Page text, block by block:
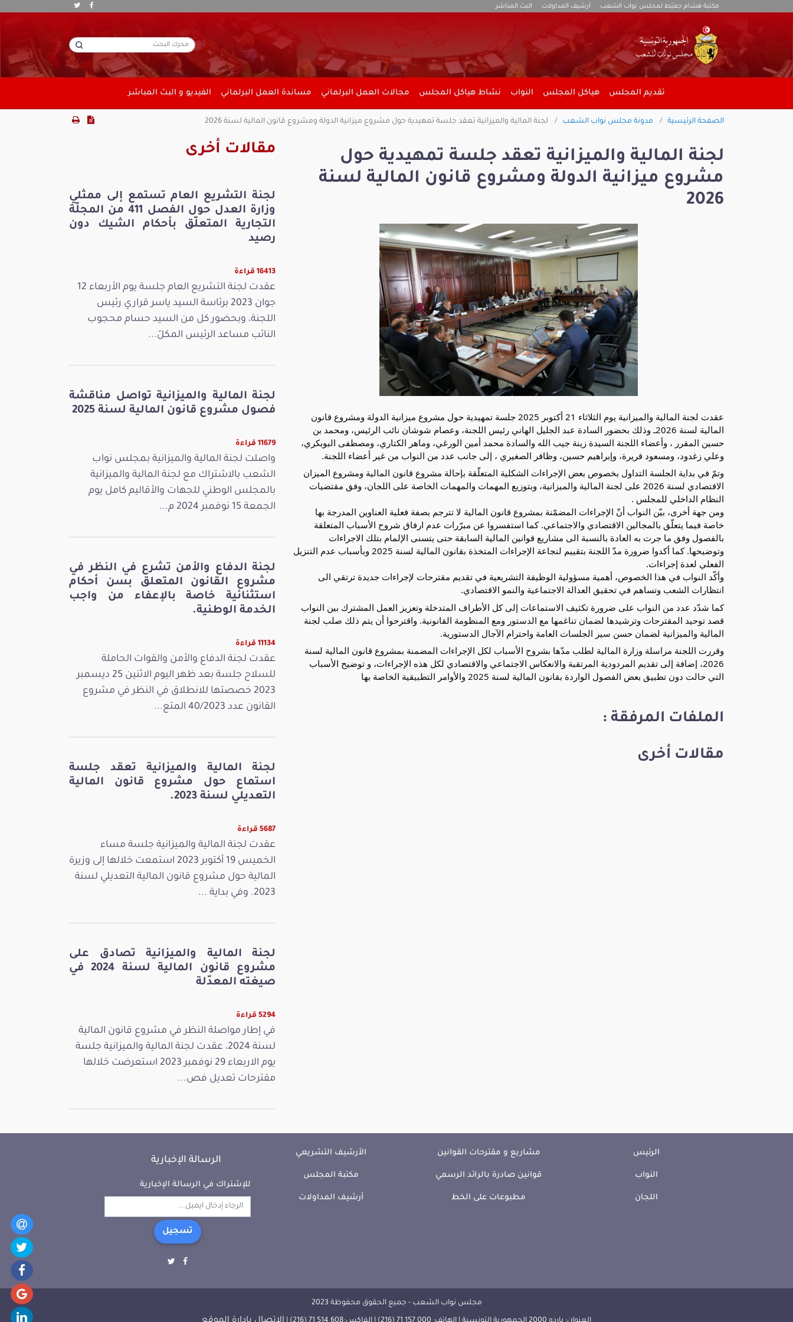
مكتبة هشام جعيّط لمجلس نواب الشعب أرشيف المداولات البث المباشر
تقديم المجلس هياكل المجلس النواب نشاط هياكل المجلس مجالات العمل البرلماني مساندة العمل البرلماني الفيديو و البث المباشر
الصفحة الرئيسية مدونة مجلس نواب الشعب لجنة المالية والميزانية تعقد جلسة تمهيدية حول مشروع ميزانية الدولة ومشروع قانون المالية لسنة 2026
لجنة المالية والميزانية تعقد جلسة تمهيدية حول
مشروع ميزانية الدولة ومشروع قانون المالية لسنة
2026
عقدت لجنة المالية والميزانية يوم الثلاثاء 21 أكتوبر 2025 جلسة تمهيدية حول مشروع ميزانية الدولة ومشروع قانون
المالية لسنة 2026ـ وذلك بحضور السادة عبد الجليل الهاني رئيس اللجنة، وعصام شوشان نائب الرئيس، ومحمد بن
حسين المقرر ، وأعضاء اللجنة السيدة زينة جيب الله والسادة محمد أمين الورغي، وماهر الكتاري، ومصطفى البوبكري،
وعلي زغدود، ومسعود قريرة، وإبراهيم حسين، وظافر الصغيري ، إلى جانب عدد من النواب من غير أعضاء اللجنة.
وتمّ في بداية الجلسة التداول بخصوص بعض الإجراءات الشكلية المتعلّقة بإحالة مشروع قانون المالية ومشروع الميزان
الاقتصادي لسنة 2026 على لجنة المالية والميزانية، وبتوزيع المهمات والمهمات الخاصة على اللجان، وفق مقتضيات
النظام الداخلي للمجلس .
ومن جهة أخرى، بيّن النواب أنّ الإجراءات المضمّنة بمشروع قانون المالية لا تترجم بصفة فعلية العناوين المدرجة بها
خاصة فيما يتعلّق بالمجالين الاقتصادي والاجتماعي. كما استفسروا عن مبرّرات عدم ارفاق شروح الأسباب المتعلقة
بالفصول وفق ما جرت به العادة بالنسبة الى مشاريع قوانين المالية السابقة حتى يتسنى الإلمام بتلك الاجراءات
وتوضيحها. كما أكدوا ضرورة مدّ اللجنة بتقييم لنجاعة الإجراءات المتخذة بقانون المالية لسنة 2025 وبأسباب عدم التنزيل
الفعلي لعدة إجراءات.
وأكّد النواب في هذا الخصوص، أهمية مسؤولية الوظيفة التشريعية في تقديم مقترحات لإجراءات جديدة ترتقي الى
انتظارات الشعب وتساهم في تحقيق العدالة الاجتماعية والنمو الاقتصادي.
كما شدّد عدد من النواب على ضرورة تكثيف الاستماعات إلى كل الأطراف المتدخلة وتعزيز العمل المشترك بين النواب
قصد توحيد المقترحات وترشيدها لضمان تناغمها مع الدستور ومع المنظومة القانونية. واقترحوا أن يتم ذلك صلب لجنة
المالية والميزانية لضمان حسن سير الجلسات العامة واحترام الآجال الدستورية.
وقررت اللجنة مراسلة وزارة المالية لطلب مدّها بشروح الأسباب لكل الإجراءات المضمنة بمشروع قانون المالية لسنة
2026، إضافة إلى تقديم المردودية المرتقبة والانعكاس الاجتماعي والاقتصادي لكل هذه الإجراءات، و توضيح الأسباب
التي حالت دون تطبيق بعض الفصول الواردة بقانون المالية لسنة 2025 والأوامر التطبيقية الخاصة بها
الملفات المرفقة :
مقالات أخرى
مقالات أخرى
لجنة التشريع العام تستمع إلى ممثلي
وزارة العدل حول الفصل 411 من المجلّة
التجارية المتعلّق بأحكام الشيك دون
رصيد
16413 قراءة
عقدت لجنة التشريع العام جلسة يوم الأربعاء 12
جوان 2023 برئاسة السيد ياسر قراري رئيس
اللجنة، وبحضور كل من السيد حسام محجوب
النائب مساعد الرئيس المكلّ...
لجنة المالية والميزانية تواصل مناقشة
فصول مشروع قانون المالية لسنة 2025
11679 قراءة
واصلت لجنة المالية والميزانية بمجلس نواب
الشعب بالاشتراك مع لجنة المالية والميزانية
بالمجلس الوطني للجهات والأقاليم كامل يوم
الجمعة 15 نوفمبر 2024 م...
لجنة الدفاع والأمن تشرع في النظر في
مشروع القانون المتعلق بسن أحكام
استثنائية خاصة بالإعفاء من واجب
الخدمة الوطنية.
11134 قراءة
عقدت لجنة الدفاع والأمن والقوات الحاملة
للسلاح جلسة بعد ظهر اليوم الاثنين 25 ديسمبر
2023 خصصتها للانطلاق في النظر في مشروع
القانون عدد 40/2023 المتع...
لجنة المالية والميزانية تعقد جلسة
استماع حول مشروع قانون المالية
التعديلي لسنة 2023.
5687 قراءة
عقدت لجنة المالية والميزانية جلسة مساء
الخميس 19 أكتوبر 2023 استمعت خلالها إلى وزيرة
المالية حول مشروع قانون المالية التعديلي لسنة
2023. وفي بداية ...
لجنة المالية والميزانية تصادق على
مشروع قانون المالية لسنة 2024 في
صيغته المعدّلة
5294 قراءة
في إطار مواصلة النظر في مشروع قانون المالية
لسنة 2024، عقدت لجنة المالية والميزانية جلسة
يوم الاربعاء 29 نوفمبر 2023 استعرضت خلالها
مقترحات تعديل فص...
الرئيس
النواب
اللجان
مشاريع و مقترحات القوانين
قوانين صادرة بالرائد الرسمي
مطبوعات على الخط
الأرشيف التشريعي
مكتبة المجلس
أرشيف المداولات
الرسالة الإخبارية
للإشتراك في الرسالة الإخبارية
تسجيل
مجلس نواب الشعب - جميع الحقوق محفوظة 2023